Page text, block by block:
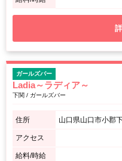
ガールズバー
Ladia～ラディア～
下関 / ガールズバー
住所 山口県山口市小郡
アクセス
給料/時給